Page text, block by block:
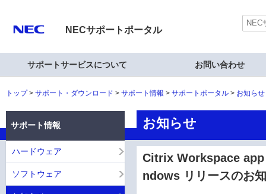
NECサポートポータル
サポートサービスについて お問い合わせ
トップ サポート・ダウンロード サポート情報 サポートポータル お知ら
お知らせ
Citrix Workspace
ndows リリースのお
サポート情報
ハードウェア
ソフトウェア